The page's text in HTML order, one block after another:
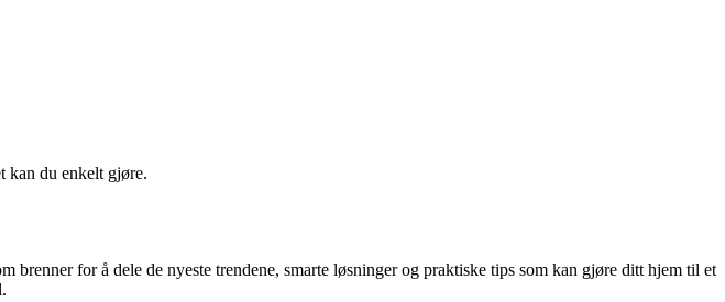
kan du enkelt gjøre.
for å dele de nyeste trendene, smarte løsninger og praktiske tips som kan gjøre ditt hjem til et